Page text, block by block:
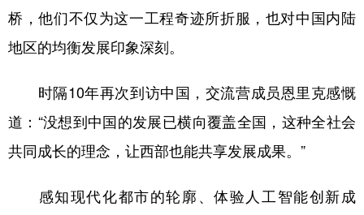
桥，他们不仅为这一工程奇迹所折服，也对中国内陆
地区的均衡发展印象深刻。
时隔10年再次到访中国，交流营成员恩里克感慨
道：“没想到中国的发展已横向覆盖全国，这种全社会
共同成长的理念，让西部也能共享发展成果。”
感知现代化都市的轮廓、体验人工智能创新成